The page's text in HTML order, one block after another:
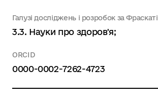
Галузі досліджень і розробок за Фраскаті
3.3. Науки про здоров'я;
ORCID
0000-0002-7262-4723